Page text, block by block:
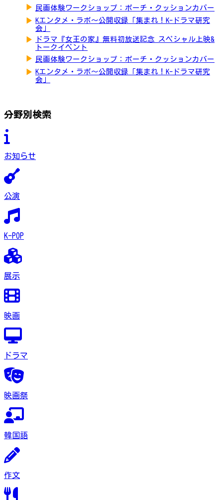
▶ 民画体験ワークショップ：ポーチ・クッションカバー
▶ Kエンタメ・ラボ～公開収録「集まれ！K-ドラマ研究
会」
▶
ドラマ『女王の家』無料初放送記念 スペシャル上映&
トークイベント
▶ 民画体験ワークショップ：ポーチ・クッションカバー
▶ Kエンタメ・ラボ～公開収録「集まれ！K-ドラマ研究
会」
分野別検索
お知らせ
公演
K-POP
展示
映画
ドラマ
映画祭
韓国語
作文